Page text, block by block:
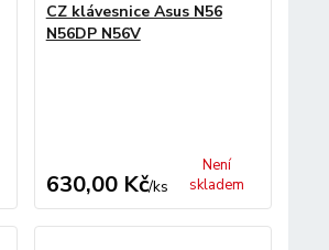
CZ klávesnice Asus N56
N56DP N56V
630,00 Kč/ks
Není
skladem